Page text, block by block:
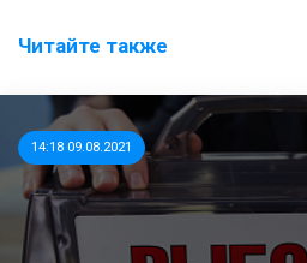
Читайте также
14:18 09.08.2021